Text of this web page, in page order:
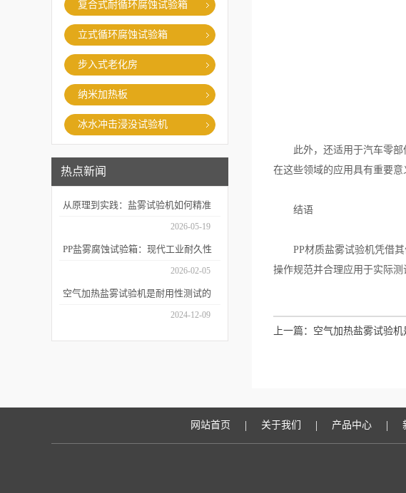
复合式耐循环腐蚀试验箱
立式循环腐蚀试验箱
步入式老化房
纳米加热板
冰水冲击浸没试验机
热点新闻
从原理到实践：盐雾试验机如何精准
2026-05-19
PP盐雾腐蚀试验箱：现代工业耐久性
2026-02-05
空气加热盐雾试验机是耐用性测试的
2024-12-09
此外，还适用于汽车零部件
在这些领域的应用具有重要意
结语
PP材质盐雾试验机凭借其
操作规范并合理应用于实际
上一篇： 空气加热盐雾试验
网站首页 | 关于我们 | 产品中心 |